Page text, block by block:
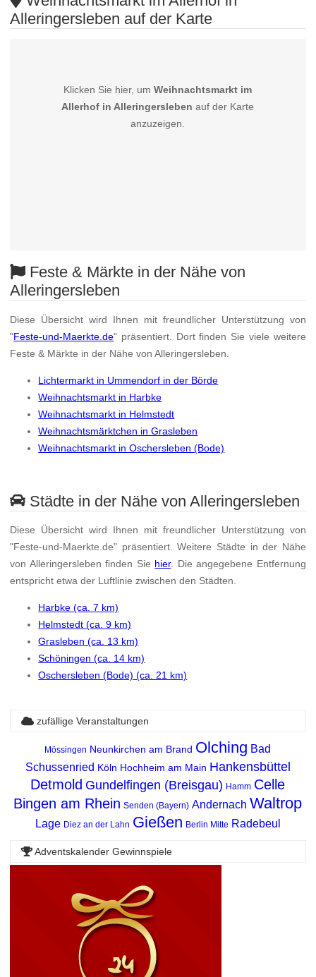
Alleringersleben auf der Karte
Klicken Sie hier, umWeihnachtsmarkt im
Allerhof in Alleringersleben auf der Karte
anzuzeigen.
Feste & Märkte in der Nähe von
Alleringersleben
Diese Übersicht wird Ihnen mit freundlicher Unterstützung von
"Feste-und-Maerkte.de" präsentiert. Dort finden Sie viele weitere
Feste & Märkte in der Nähe von Alleringersleben.
Lichtermarkt in Ummendorf in der Börde
Weihnachtsmarkt in Harbke
Weihnachtsmarkt in Helmstedt
Weihnachtsmärktchen in Grasleben
Weihnachtsmarkt in Oschersleben (Bode)
Städte in der Nähe von Alleringersleben
Diese Übersicht wird Ihnen mit freundlicher Unterstützung von
"Feste-und-Maerkte.de" präsentiert. Weitere Städte in der Nähe
von Alleringersleben finden Sie hier. Die angegebene Entfernung
entspricht etwa der Luftlinie zwischen den Städten.
Harbke (ca. 7 km)
Helmstedt (ca. 9 km)
Grasleben (ca. 13 km)
Schöningen (ca. 14 km)
Oschersleben (Bode) (ca. 21 km)
zufällige Veranstaltungen
Mössingen Neunkirchen am Brand Olching Bad
Schussenried Köln Hochheim am Main Hankensbüttel
Detmold Gundelfingen (Breisgau) Hamm Celle
Bingen am Rhein Senden (Bayern) Andernach Waltrop
Lage Diez an der Lahn Gießen Berlin Mitte Radebeul
Adventskalender Gewinnspiele